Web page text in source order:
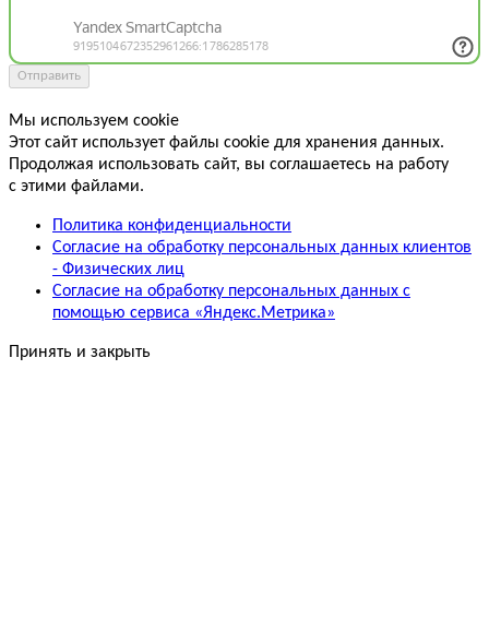
Отправить
Мы используем cookie
Этот сайт использует файлы cookie для хранения данных.
Продолжая использовать сайт, вы соглашаетесь на работу
с этими файлами.
Политика конфиденциальности
Согласие на обработку персональных данных клиентов
- Физических лиц
Согласие на обработку персональных данных с
помощью сервиса «Яндекс.Метрика»
Принять и закрыть